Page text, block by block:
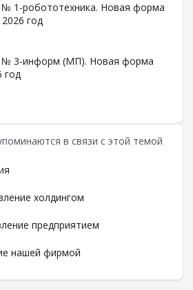
в связи с этой темой
холдингом
предприятием
нашей фирмой
1-робототехника. Новая форма
год
№ 3-информ (МП). Новая форма
год